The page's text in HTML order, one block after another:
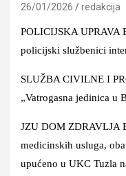
26/01/2026 redakcija
POLICIJSKA UPRAVA
policijski službenici
SLUŽBA CIVILNE I
„Vatrogasna jedinica u
JZU DOM ZDRAVLJA
medicinskih usluga,
upućeno u UKC Tuzla